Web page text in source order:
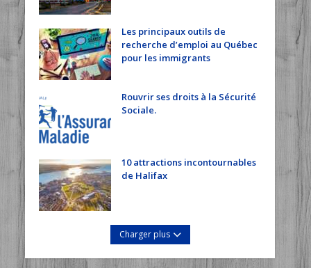
Les principaux outils de
recherche d’emploi au Québec
pour les immigrants
Rouvrir ses droits à la Sécurité
Sociale.
10 attractions incontournables
de Halifax
Charger plus